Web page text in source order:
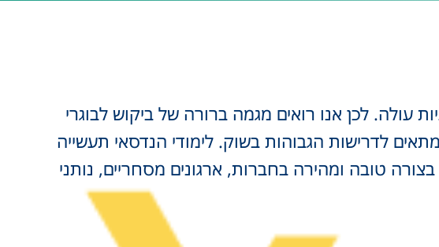
עולה. לכן אנו רואים מגמה ברורה של ביקוש לבוגרי
לדרישות הגבוהות בשוק. לימודי הנדסאי תעשייה
טובה ומהירה בחברות, ארגונים מסחריים, נותני